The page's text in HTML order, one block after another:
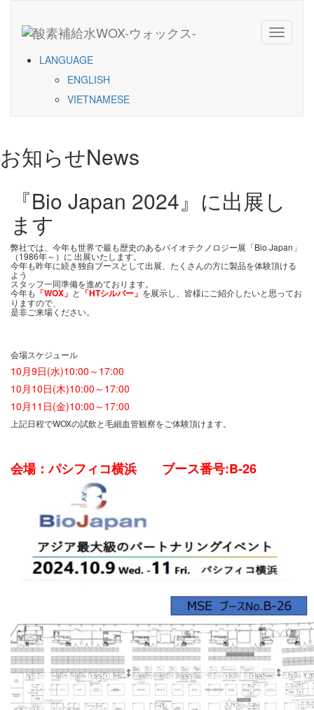
Toggle
LANGUAGE
ENGLISH
VIETNAMESE
お知らせNews
『Bio Japan 2024』に出展し
ます
弊社では、今年も世界で最も歴史のあるバイオテクノロジー展「Bio Japan」
（1986年～）に 出展いたします。
今年も昨年に続き独自ブースとして出展、たくさんの方に製品を体験頂ける
よう
スタッフ一同準備を進めております。
今年も 「WOX」と「HTシルバー」を展示し、皆様にご紹介したいと思ってお
りますので、
是非ご来場ください。
会場スケジュール
10月9日(水)10:00～17:00
10月10日(木)10:00～17:00
10月11日(金)10:00～17:00
上記日程でWOXの試飲と毛細血管観察をご体験頂けます。
会場：パシフィコ横浜 ブース番号:B-26